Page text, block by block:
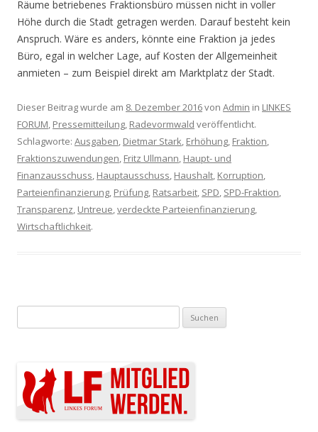
Räume betriebenes Fraktionsbüro müssen nicht in voller
Höhe durch die Stadt getragen werden. Darauf besteht kein
Anspruch. Wäre es anders, könnte eine Fraktion ja jedes
Büro, egal in welcher Lage, auf Kosten der Allgemeinheit
anmieten – zum Beispiel direkt am Marktplatz der Stadt.
Dieser Beitrag wurde am 8. Dezember 2016von Admin in LINKES
FORUM, Pressemitteilung, Radevormwald veröffentlicht.
Schlagworte: Ausgaben, Dietmar Stark, Erhöhung, Fraktion,
Fraktionszuwendungen, Fritz Ullmann, Haupt- und
Finanzausschuss, Hauptausschuss, Haushalt, Korruption,
Parteienfinanzierung, Prüfung, Ratsarbeit, SPD, SPD-Fraktion,
Transparenz, Untreue,verdeckte Parteienfinanzierung,
Wirtschaftlichkeit.